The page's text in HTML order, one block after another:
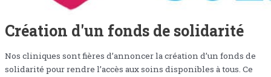
Création d'un fonds de solidarité
Nos cliniques sont fières d’annoncer la création d’un fonds de
solidarité pour rendre l’accès aux soins disponibles à tous. Ce